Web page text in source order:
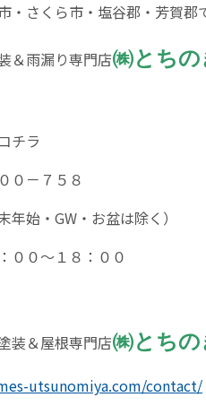
・さくら市・塩谷郡・芳賀郡
＆雨漏り専門店㈱とち
チラ
０－７５８
年始・ GW ・お盆は除く）
０～１８：００
装＆屋根専門店㈱とち
utsunomiya.com/contact/